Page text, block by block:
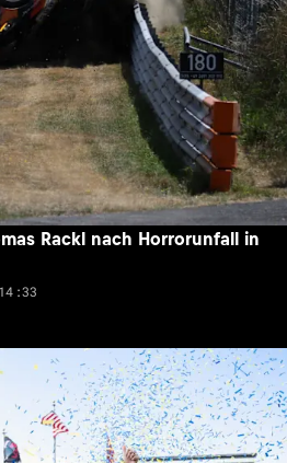
Rackl nach Horrorunfall in